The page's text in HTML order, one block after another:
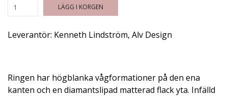
LÄGG I KORGEN
Leverantör: Kenneth Lindström, Alv Design
Ringen har högblanka vågformationer på den ena
kanten och en diamantslipad matterad flack yta. Infälld